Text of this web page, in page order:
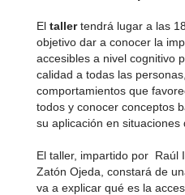
El tallertendrá lugar a las
objetivo dar a conocer la
accesibles a nivel cognitivo
calidad a todas las
comportamientos que
todos y conocer conceptos
su aplicación en situaciones
El taller, impartido por Raúl
Zatón Ojeda, constará de
va a explicar qué es la